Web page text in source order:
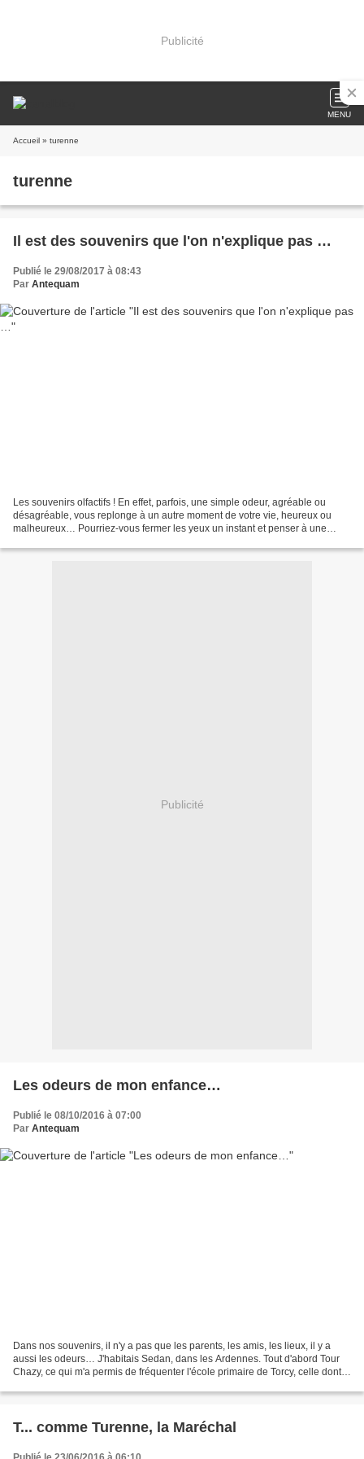
Publicité
MENU
Accueil » turenne
turenne
Il est des souvenirs que l'on n'explique pas …
Publié le 29/08/2017 à 08:43
Par Antequam
Les souvenirs olfactifs ! En effet, parfois, une simple odeur, agréable ou
désagréable, vous replonge à un autre moment de votre vie, heureux ou
malheureux… Pourriez-vous fermer les yeux un instant et penser à une
Publicité
Les odeurs de mon enfance…
Publié le 08/10/2016 à 07:00
Par Antequam
Dans nos souvenirs, il n'y a pas que les parents, les amis, les lieux, il y a
aussi les odeurs… J'habitais Sedan, dans les Ardennes. Tout d'abord Tour
Chazy, ce qui m'a permis de fréquenter l'école primaire de Torcy, celle dont
T... comme Turenne, la Maréchal